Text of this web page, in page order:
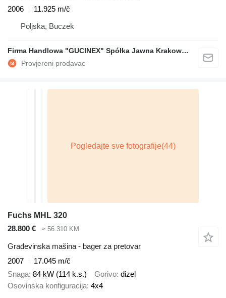
2006
11.925 m/č
Poljska, Buczek
Firma Handlowa "GUCINEX" Spółka Jawna Krakowski Poraniewski
Fuchs MHL 320
28.800 €
≈ 56.310 KM
Građevinska mašina - bager za pretovar
2007
17.045 m/č
Snaga 84 kW (114 k.s.) Gorivo dizel
Osovinska konfiguracija 4x4